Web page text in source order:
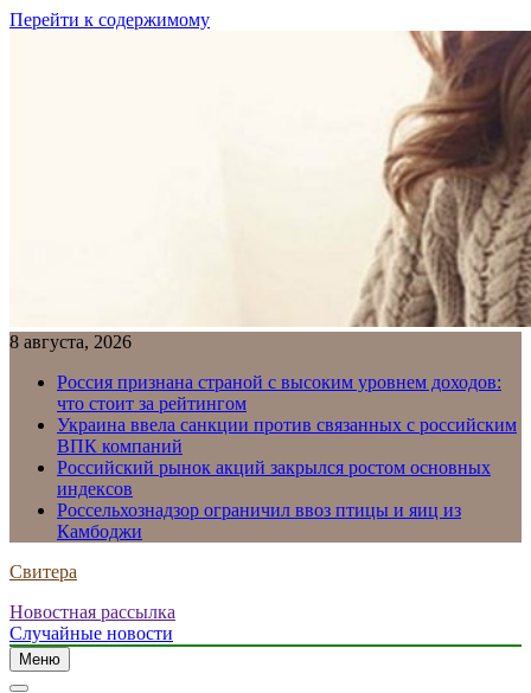
Перейти к содержимому
8 августа, 2026
Россия признана страной с высоким уровнем доходов:
что стоит за рейтингом
Украина ввела санкции против связанных с российским
ВПК компаний
Российский рынок акций закрылся ростом основных
индексов
Россельхознадзор ограничил ввоз птицы и яиц из
Камбоджи
Свитера
Новостная рассылка
Случайные новости
Меню